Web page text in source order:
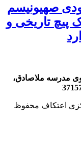
صهیونیسم
پیچ تاریخی و
مدرسه ملاصادق،
اعتکاف محفوظ